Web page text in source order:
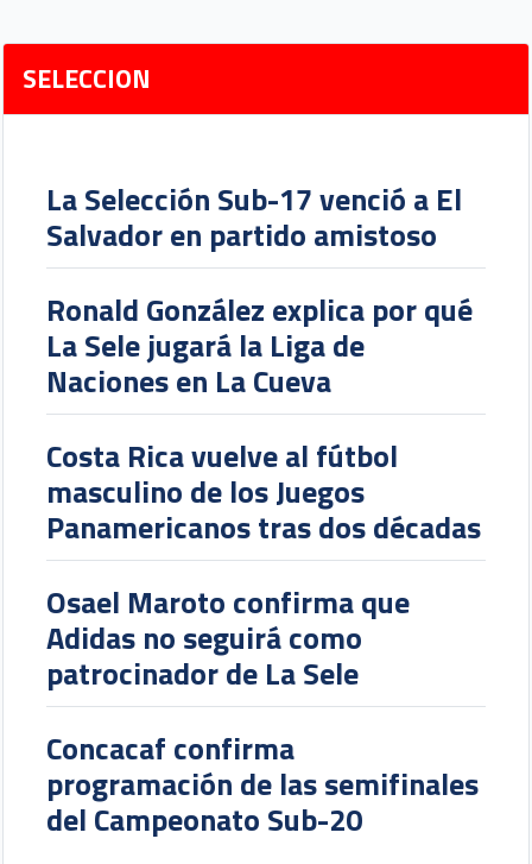
SELECCION
La Selección Sub-17 venció a El
Salvador en partido amistoso
Ronald González explica por qué
La Sele jugará la Liga de
Naciones en La Cueva
Costa Rica vuelve al fútbol
masculino de los Juegos
Panamericanos tras dos décadas
Osael Maroto confirma que
Adidas no seguirá como
patrocinador de La Sele
Concacaf confirma
programación de las semifinales
del Campeonato Sub-20